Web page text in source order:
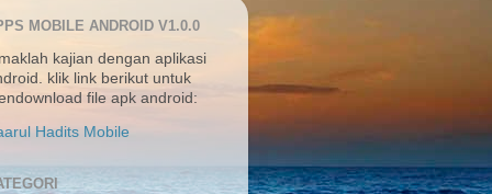
MOBILE ANDROID V1.0.0
kajian dengan aplikasi
klik link berikut untuk
file apk android:
Hadits Mobile